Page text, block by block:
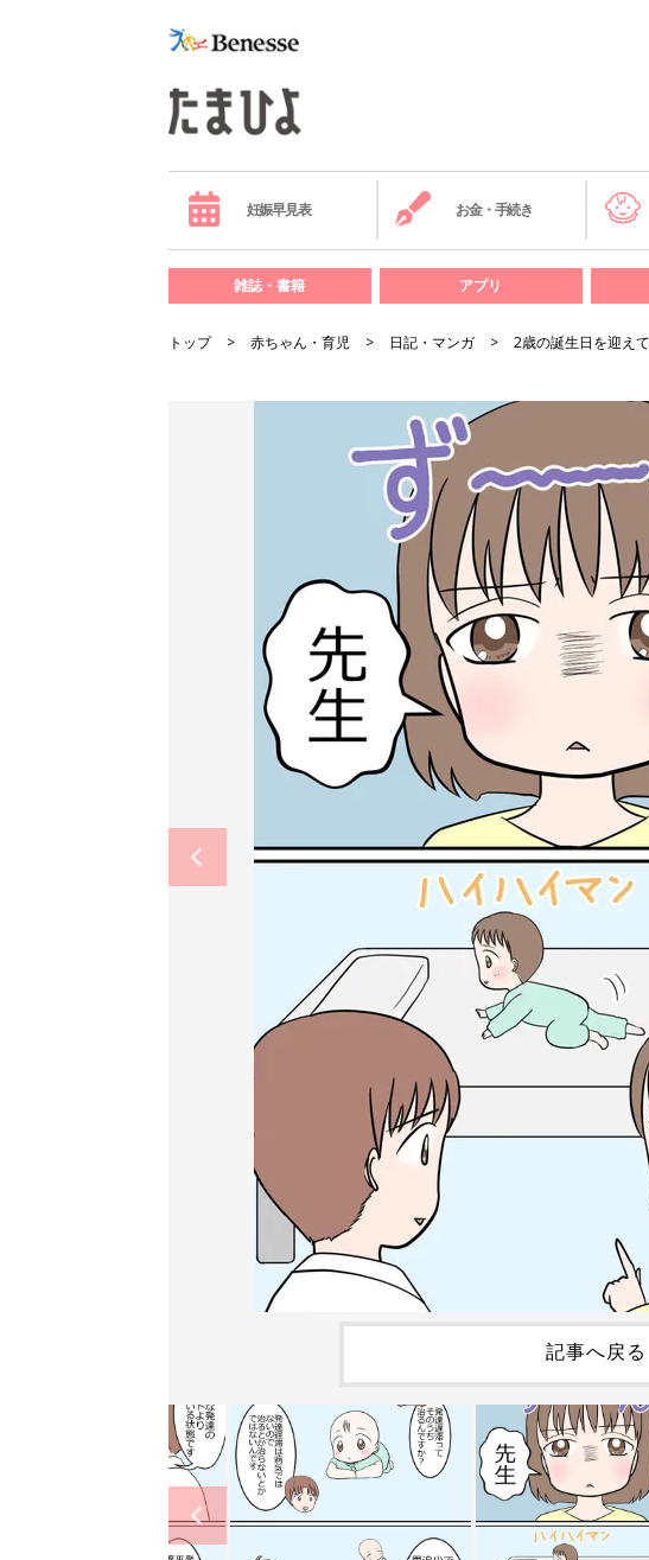
妊娠早見表 お金・手続き
雑誌・書籍 アプリ
トップ 赤ちゃん・育児 日記・マンガ 2歳の誕生日を迎え
記事へ戻る